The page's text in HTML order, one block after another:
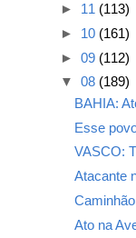
► 11 (113)
► 10 (161)
► 09 (112)
▼ 08 (189)
BAHIA:
Esse
VASCO:
Atacante
Ato na